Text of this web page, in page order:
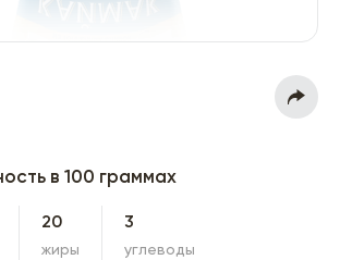
в 100 граммах
20
жиры
3
углеводы